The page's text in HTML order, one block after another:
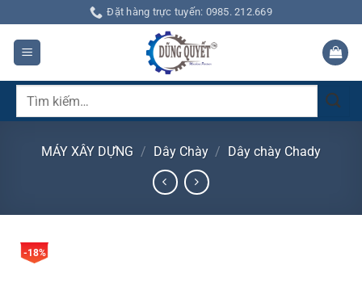
qua
dung
Đặt hàng trực tuyến: 0985. 212.669
Tìm
MÁY XÂY DỰNG / Dây Chày / Dây chày Chady
-18%